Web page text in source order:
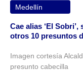
Medellín
Cae alias ‘El
otros 10 presuntos
Imagen cortesía
presunto cabecilla